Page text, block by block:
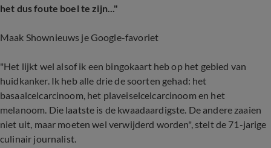
het dus foute boel te zijn..."
Maak Shownieuws je Google-favoriet
"Het lijkt wel alsof ik een bingokaart heb op het gebied van
huidkanker. Ik heb alle drie de soorten gehad: het
basaalcelcarcinoom, het plaveiselcelcarcinoom en het
melanoom. Die laatste is de kwaadaardigste. De andere zaaien
niet uit, maar moeten wel verwijderd worden", stelt de 71-jarige
culinair journalist.